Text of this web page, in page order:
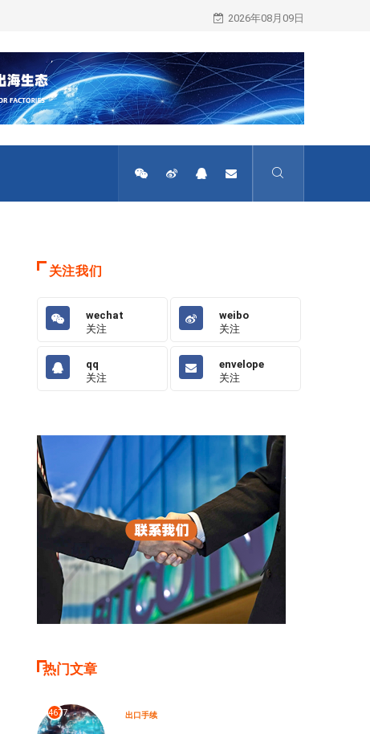
骞赛跨境公开课开课预约进行中
2026年08月09日
关注我们
wechat
关注
weibo
关注
qq
关注
envelope
关注
热门文章
4677 出口手续